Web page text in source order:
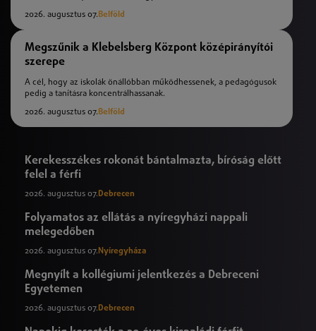
2026. augusztus 07.Belföld
Megszűnik a Klebelsberg Központ középirányítói
szerepe
A cél, hogy az iskolák önállóbban működhessenek, a pedagógusok
pedig a tanításra koncentrálhassanak.
2026. augusztus 07.Belföld
Kerekesszékes rokonát bántalmazta, bíróság előtt
felel a férfi
2026. augusztus 07.Debrecen
Folyamatos az ellátás a nyíregyházi nappali
melegedőben
2026. augusztus 07. Nyíregyháza
Megnyílt a kollégiumi jelentkezés a Debreceni
Egyetemen
2026. augusztus 07.Debrecen